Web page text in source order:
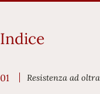
Indice
Resistenza ad